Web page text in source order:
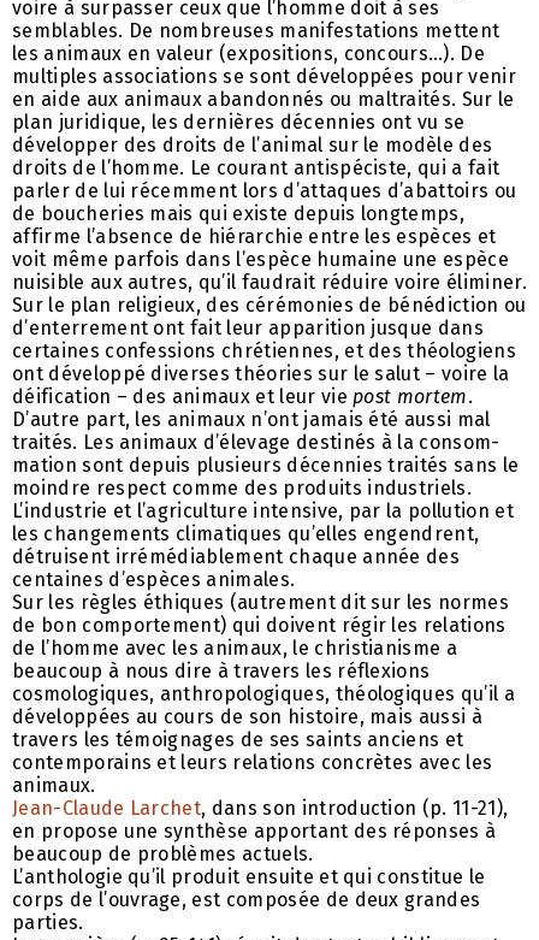
voire à surpasser ceux que l’homme doit à ses
semblables. De nombreuses manifestations mettent
les animaux en valeur (expositions, concours…). De
multiples associations se sont développées pour venir
en aide aux animaux abandonnés ou maltraités. Sur le
plan juridique, les dernières décennies ont vu se
développer des droits de l’animal sur le modèle des
droits de l’homme. Le courant antispéciste, qui a fait
parler de lui récemment lors d’attaques d’abattoirs ou
de boucheries mais qui existe depuis longtemps,
affirme l’absence de hiérarchie entre les espèces et
voit même parfois dans l’espèce humaine une espèce
nuisible aux autres, qu’il faudrait réduire voire éliminer.
Sur le plan religieux, des cérémonies de bénédiction ou
d’enter­rement ont fait leur apparition jusque dans
certaines confessions chrétiennes, et des théologiens
ont développé diverses théories sur le salut – voire la
déification – des animaux et leur vie post mortem.
D’autre part, les animaux n’ont jamais été aussi mal
traités. Les animaux d’élevage destinés à la consom­
mation sont depuis plusieurs décennies traités sans le
moindre respect comme des produits industriels.
L’industrie et l’agriculture intensive, par la pollution et
les changements climatiques qu’elles engendrent,
détruisent irrémédiablement chaque année des
centaines d’espèces animales.
Sur les règles éthiques (autrement dit sur les normes
de bon comportement) qui doivent régir les relations
de l’homme avec les animaux, le christianisme a
beaucoup à nous dire à travers les réflexions
cosmologiques, anthro­po­logiques, théologiques qu’il a
développées au cours de son histoire, mais aussi à
travers les témoignages de ses saints anciens et
contemporains et leurs relations concrètes avec les
animaux.
Jean-Claude Larchet, dans son introduction (p. 11-21),
en propose une synthèse apportant des réponses à
beaucoup de problèmes actuels.
L’anthologie qu’il produit ensuite et qui constitue le
corps de l’ouvrage, est composée de deux grandes
parties.